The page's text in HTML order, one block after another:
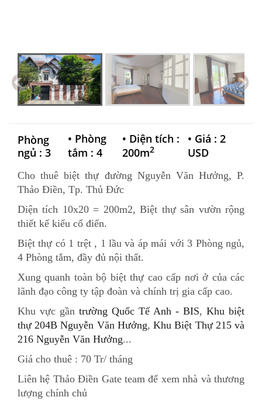
Phòng
ngủ : 3
• Phòng
tắm : 4
• Diện tích :
200m2
• Giá : 2
USD
Cho thuê biệt thự đường Nguyễn Văn Hưởng, P.
Thảo Điền, Tp. Thủ Đức
Diện tích 10x20 = 200m2, Biệt thự sân vườn rộng
thiết kế kiểu cổ điển.
Biệt thự có 1 trệt , 1 lầu và áp mái với 3 Phòng ngủ,
4 Phòng tắm, đầy đủ nội thất.
Xung quanh toàn bộ biệt thự cao cấp nơi ở của các
lãnh đạo công ty tập đoàn và chính trị gia cấp cao.
Khu vực gần trường Quốc Tế Anh - BIS, Khu biệt
thự 204B Nguyễn Văn Hưởng,Khu Biệt Thự 215 và
216 Nguyễn Văn Hưởng...
Giá cho thuê : 70 Tr/ tháng
Liên hệ Thảo Điền Gate team để xem nhà và thương
lượng chính chủ